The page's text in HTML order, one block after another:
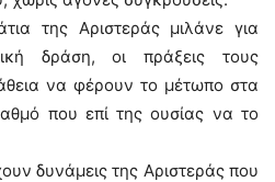
της Αριστεράς μιλάνε για
δράση, οι πράξεις τους
να φέρουν το μέτωπο στα
που επί της ουσίας να το
δυνάμεις της Αριστεράς που